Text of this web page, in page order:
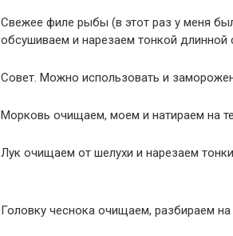
Свежее филе рыбы (в этот раз у меня
обсушиваем и нарезаем тонкой длинной
Совет. Можно использовать и
Морковь очищаем, моем и натираем на
Лук очищаем от шелухи и нарезаем
Головку чеснока очищаем, разбираем